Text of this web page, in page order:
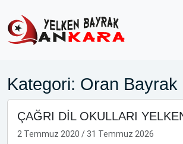
Kategori: Oran Bayrak
ÇAĞRI DİL OKULLARI
2 Temmuz 2020 / 31 Temmuz 2026